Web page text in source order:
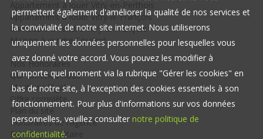
Appartement à louer Vitry-en-Perthois
Appartement à louer Vitry-le-François
Immeuble à vendre Vitry-le-François
Maison à vendre Couvrot
Nos Honoraires
Qui sommes-nous
Mentions légales
Offre complète
Plan du site
Honoraires de l'agence
Espace propriétaire
permettent également d'améliorer la qualité de nos services et
la convivialité de notre site internet. Nous utiliserons
uniquement les données personnelles pour lesquelles vous
avez donné votre accord. Vous pouvez les modifier à
n'importe quel moment via la rubrique "Gérer les cookies" en
bas de notre site, à l'exception des cookies essentiels à son
fonctionnement. Pour plus d'informations sur vos données
personnelles, veuillez consulter notre politique de
confidentialité.